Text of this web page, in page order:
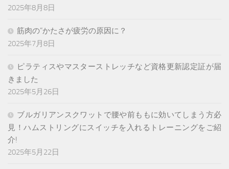
2025年8月8日
筋肉の”かたさが疲労の原因に？
2025年7月8日
ピラティスやマスターストレッチなど資格更新認定証が届
きました
2025年5月26日
ブルガリアンスクワットで腰や前ももに効いてしまう方必
見！ハムストリングにスイッチを入れるトレーニングをご紹
介!
2025年5月22日